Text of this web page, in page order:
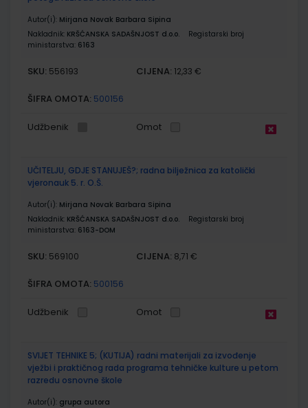
Autor(i): Mirjana Novak Barbara Sipina
Nakladnik: KRŠĆANSKA SADAŠNJOST d.o.o.
Registarski broj
ministarstva: 6163
SKU: 556193 CIJENA: 12,33 €
ŠIFRA OMOTA: 500156
Udžbenik Omot
UČITELJU, GDJE STANUJEŠ?; radna bilježnica za katolički
vjeronauk 5. r. O.Š.
Autor(i): Mirjana Novak Barbara Sipina
Nakladnik: KRŠĆANSKA SADAŠNJOST d.o.o.
Registarski broj
ministarstva: 6163-DOM
SKU: 569100 CIJENA: 8,71 €
ŠIFRA OMOTA: 500156
Udžbenik Omot
SVIJET TEHNIKE 5; (KUTIJA) radni materijali za izvođenje
vježbi i praktičnog rada programa tehničke kulture u petom
razredu osnovne škole
Autor(i): grupa autora